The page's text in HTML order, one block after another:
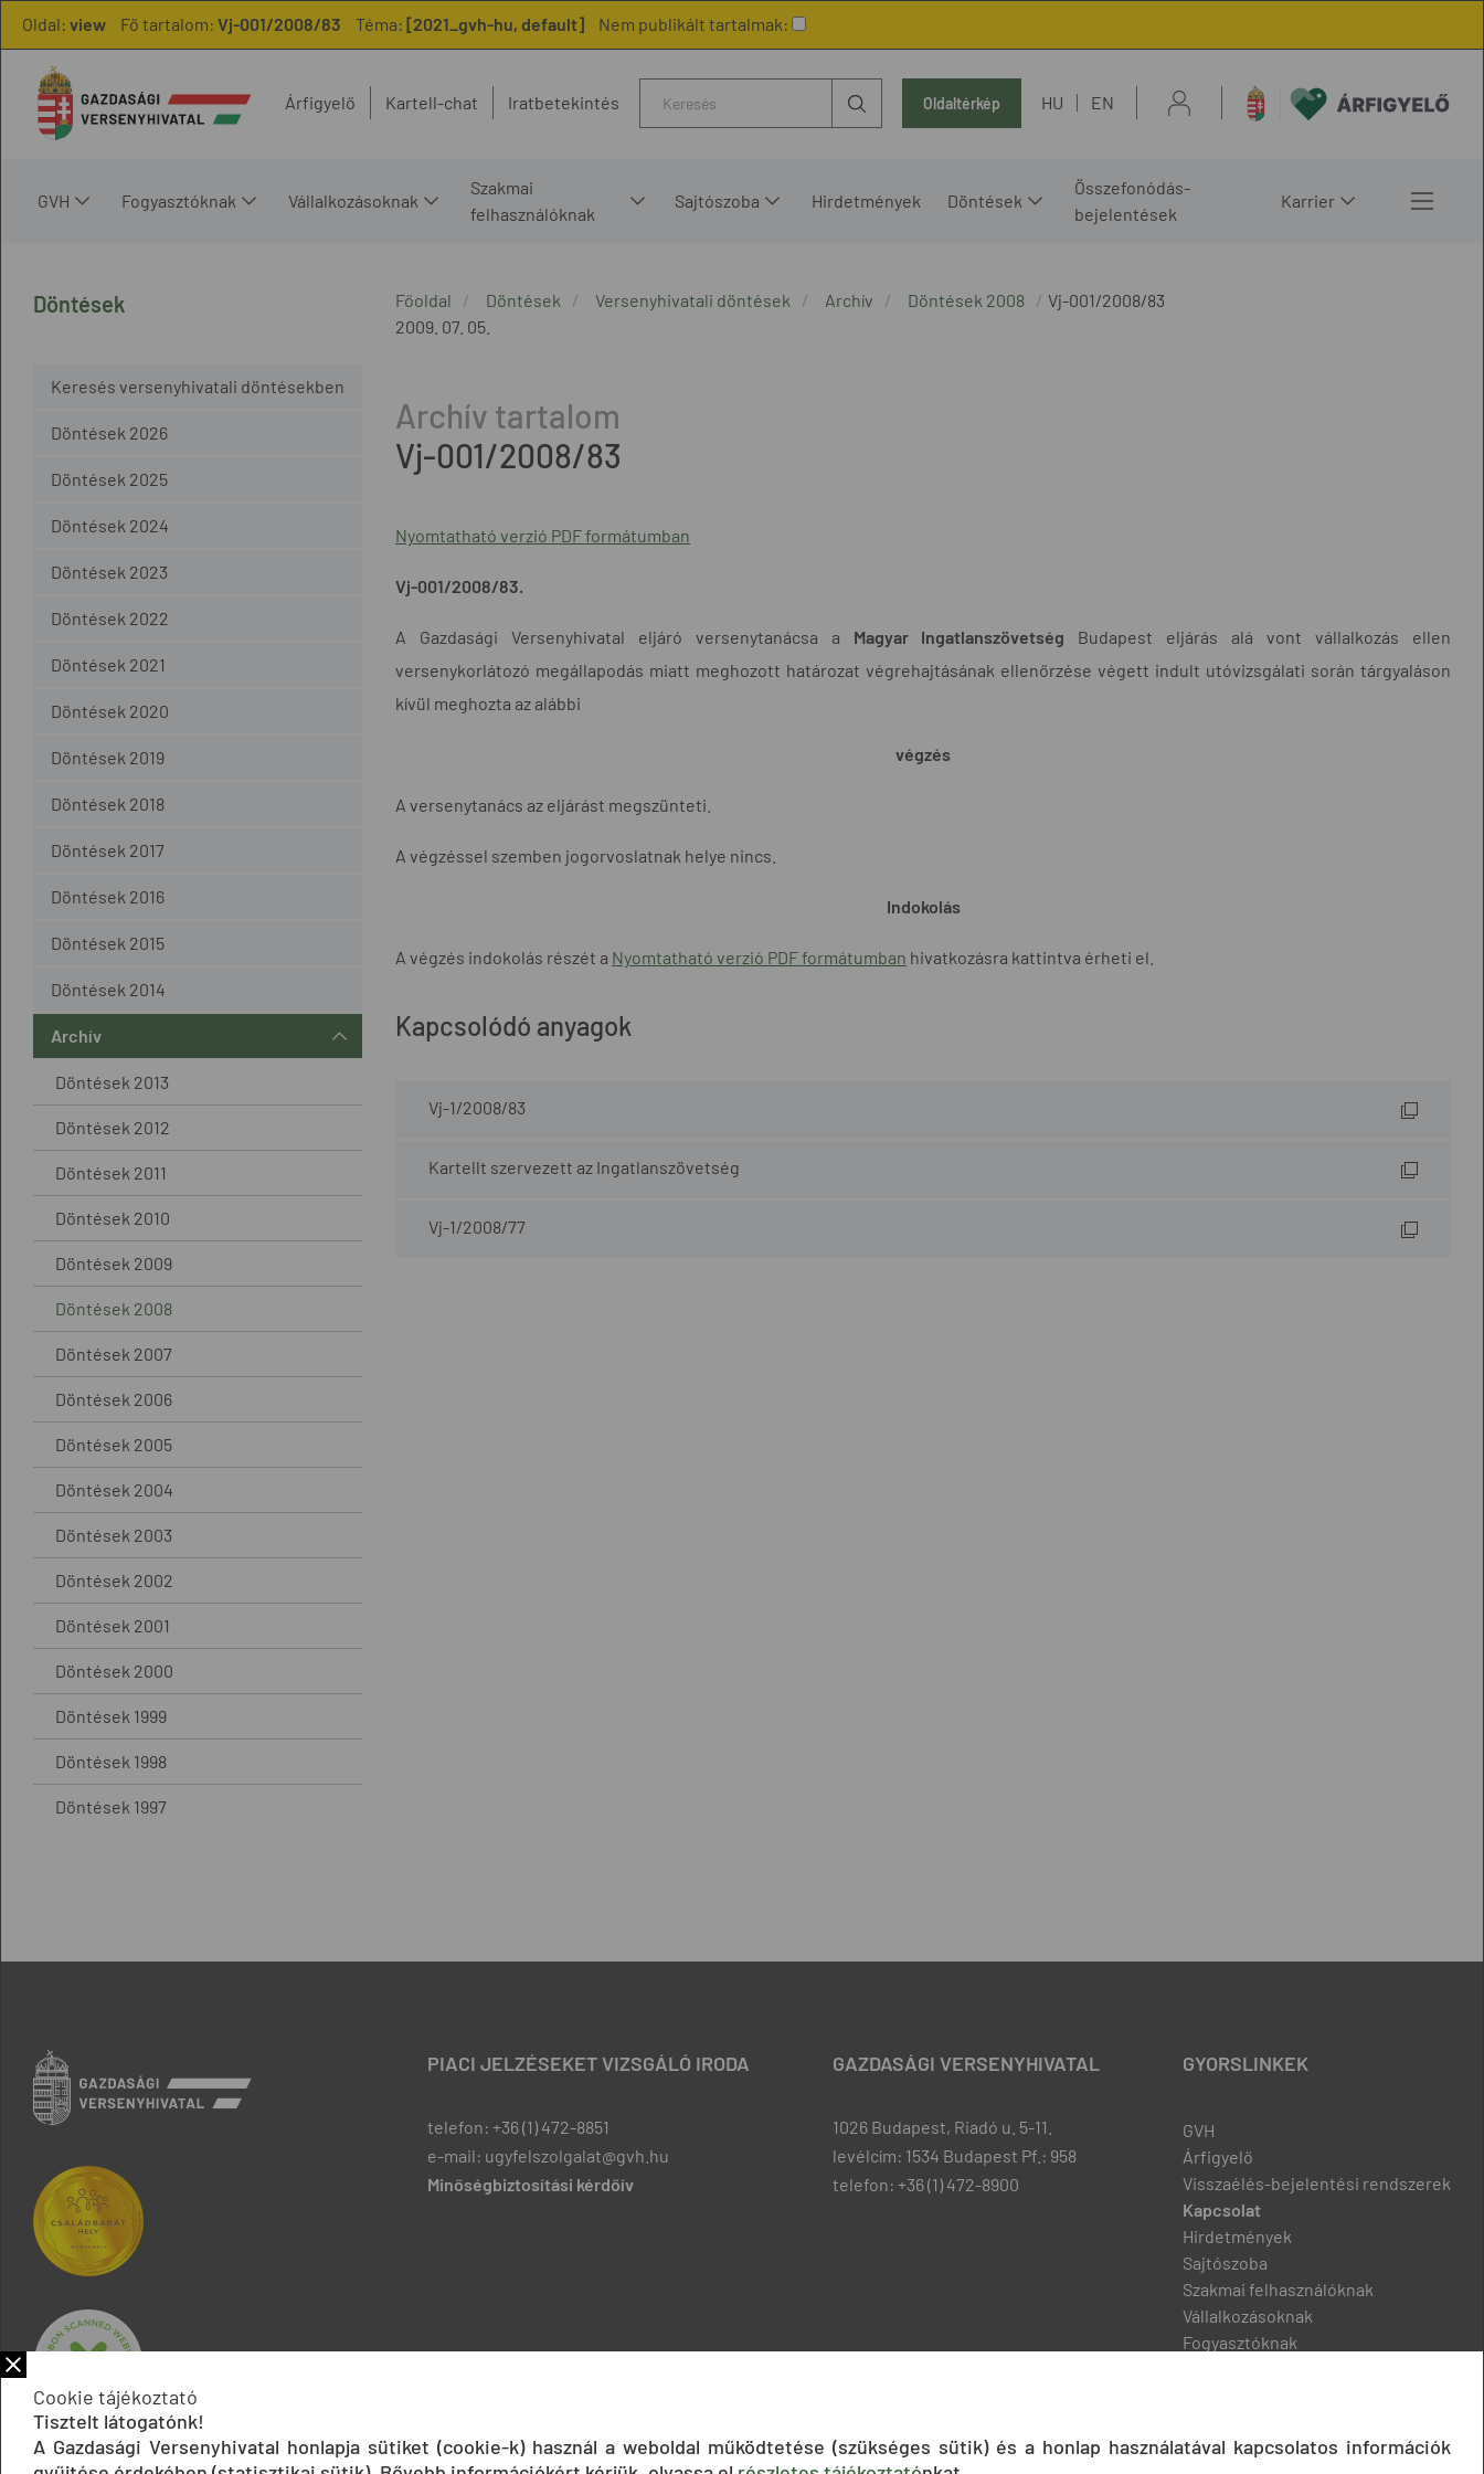
Oldal: view Fő tartalom: Vj-001/2008/83 Téma: [2021_gvh-hu, default] Nem publikált tartalmak:
Árfigyelő Kartell-chat Iratbetekintés Oldaltérkép HU EN
GVH Fogyasztóknak Vállalkozásoknak
Szakmai
felhasználóknak
Sajtószoba Hirdetmények Döntések
Összefonódás-
bejelentések
Karrier
Döntések
Keresés versenyhivatali döntésekben
Döntések 2026
Döntések 2025
Döntések 2024
Döntések 2023
Döntések 2022
Döntések 2021
Döntések 2020
Döntések 2019
Döntések 2018
Döntések 2017
Döntések 2016
Döntések 2015
Döntések 2014
Archív
Döntések 2013
Döntések 2012
Döntések 2011
Döntések 2010
Döntések 2009
Döntések 2008
Döntések 2007
Döntések 2006
Döntések 2005
Döntések 2004
Döntések 2003
Döntések 2002
Döntések 2001
Döntések 2000
Döntések 1999
Döntések 1998
Döntések 1997
Főoldal Döntések Versenyhivatali döntések Archív Döntések 2008
Vj-001/2008/83
2009. 07. 05.
Vj-001/2008/83
Nyomtatható verzió PDF formátumban
Vj-001/2008/83.
A Gazdasági Versenyhivatal eljáró versenytanácsa a Magyar Ingatlanszövetség Budapest eljárás alá vont vállalkozás ellen
versenykorlátozó megállapodás miatt meghozott határozat végrehajtásának ellenőrzése végett indult utóvizsgálati során tárgyaláson
kívül meghozta az alábbi
végzés
A versenytanács az eljárást megszünteti.
A végzéssel szemben jogorvoslatnak helye nincs.
Indokolás
A végzés indokolás részét a Nyomtatható verzió PDF formátumban hivatkozásra kattintva érheti el.
Kapcsolódó anyagok
Vj-1/2008/83
Kartellt szervezett az Ingatlanszövetség
Vj-1/2008/77
PIACI JELZÉSEKET VIZSGÁLÓ IRODA
telefon: +36 (1) 472-8851
e-mail: ugyfelszolgalat@gvh.hu
Minőségbiztosítási kérdőív
GAZDASÁGI VERSENYHIVATAL
1026 Budapest, Riadó u. 5-11.
levélcím: 1534 Budapest Pf.: 958
telefon: +36 (1) 472-8900
GYORSLINKEK
GVH
Árfigyelő
Visszaélés-bejelentési rendszerek
Kapcsolat
Hirdetmények
Sajtószoba
Szakmai felhasználóknak
Vállalkozásoknak
Fogyasztóknak
Cookie tájékoztató
Tisztelt látogatónk!
A Gazdasági Versenyhivatal honlapja sütiket (cookie-k) használ a weboldal működtetése (szükséges sütik) és a honlap használatával kapcsolatos információk